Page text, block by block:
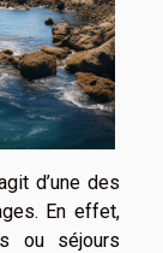
d’une des
En effet,
ou séjours